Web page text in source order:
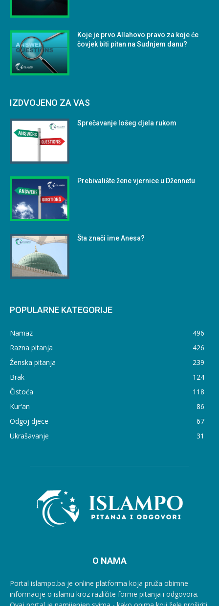
Koje je prvo Allahovo pravo za koje će
čovjek biti pitan na Sudnjem danu?
IZDVOJENO ZA VAS
Sprečavanje lošeg djela rukom
Prebivalište žene vjernice u Džennetu
Šta znači ime Anesa?
POPULARNE KATEGORIJE
Namaz
496
Razna pitanja
426
Ženska pitanja
239
Brak
124
Čistoća
118
Kur'an
86
Odgoj djece
67
Ukrašavanje
31
O NAMA
Portal islampo.ba je online platforma koja pruža obimne
informacije o islamu kroz različite forme pitanja i odgovora.